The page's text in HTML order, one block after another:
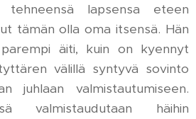
lapsensa eteen
tämän olla oma itsensä. Hän
äiti, kuin on kyennyt
välillä syntyvä sovinto
juhlaan valmistautumiseen.
valmistaudutaan häihin